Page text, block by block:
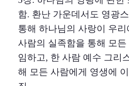
함. 환난 가운데서도 영광
통해 하나님의 사랑이 우
사람의 실족함을 통해 모
임하고, 한 사람 예수 그리
해 모든 사람에게 영생에